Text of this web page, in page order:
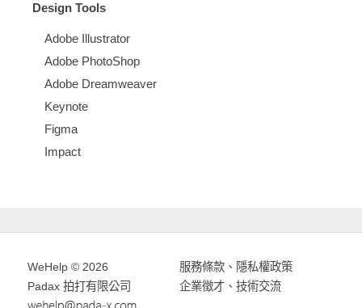
Design Tools
Adobe Illustrator
Adobe PhotoShop
Adobe Dreamweaver
Keynote
Figma
Impact
WeHelp © 2026
Padax 拍打有限公司
服務條款、 隱私權政策
企業徵才、技術交流